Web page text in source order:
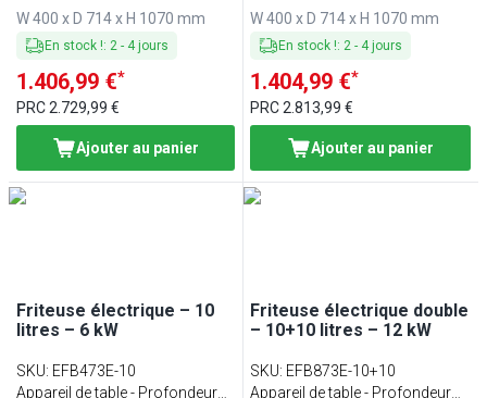
profondeur
W 400 x D 714 x H 1070 mm
En stock !: 2 - 4 jours
1.406,99 €*
PRC2.729,99 €
Ajouter au panier
profondeur
W 400 x D 714 x H 1070 mm
En stock !: 2 - 4 jours
1.404,99 €*
PRC2.813,99 €
Ajouter au panier
Friteuse électrique – 10
litres – 6 kW
SKU: EFB473E-10
Appareil de table - Profondeur
Friteuse électrique double
– 10+10 litres – 12 kW
SKU: EFB873E-10+10
Appareil de table - Profondeur